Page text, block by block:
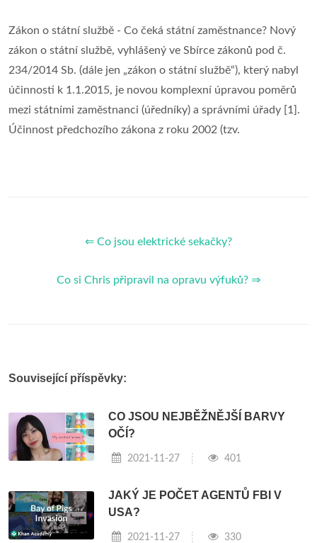
Zákon o státní službě - Co čeká státní zaměstnance? Nový
zákon o státní službě, vyhlášený ve Sbírce zákonů pod č.
234/2014 Sb. (dále jen „zákon o státní službě“), který nabyl
účinnosti k 1.1.2015, je novou komplexní úpravou poměrů
mezi státními zaměstnanci (úředníky) a správními úřady [1].
Účinnost předchozího zákona z roku 2002 (tzv.
⇐ Co jsou elektrické sekačky?
Co si Chris připravil na opravu výfuků? ⇒
Související příspěvky:
CO JSOU NEJBĚŽNĚJŠÍ BARVY
OČÍ?
2021-11-27 401
JAKÝ JE POČET AGENTŮ FBI V
USA?
2021-11-27 330